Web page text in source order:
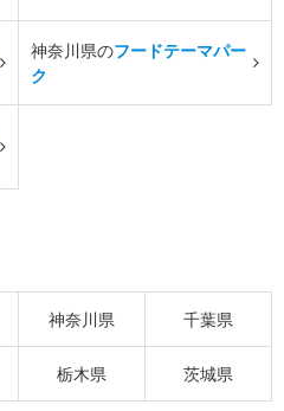
神奈川県のフードテーマパー
ク
神奈川県 千葉県
栃木県 茨城県